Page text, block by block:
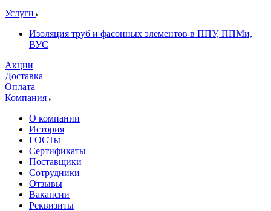
Услуги
Изоляция труб и фасонных элементов в ППУ, ППМи,
ВУС
Акции
Доставка
Оплата
Компания
О компании
История
ГОСТы
Сертификаты
Поставщики
Сотрудники
Отзывы
Вакансии
Реквизиты